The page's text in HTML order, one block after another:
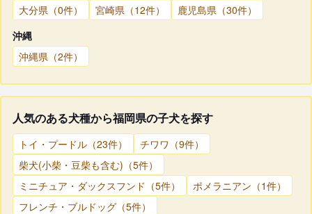
大分県（0件）
宮崎県（12件）
鹿児島県（30件）
沖縄
沖縄県（2件）
人気のある犬種から福岡県の子犬を探す
トイ・プードル（23件）
チワワ（9件）
柴犬(小柴・豆柴も含む)（5件）
ミニチュア・ダックスフンド（5件）
ポメラニアン（1件）
フレンチ・ブルドッグ（5件）